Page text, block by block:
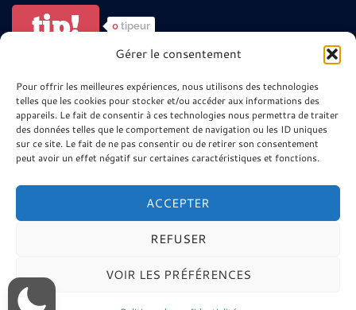
Gérer le consentement
Pour offrir les meilleures expériences, nous utilisons des technologies
telles que les cookies pour stocker et/ou accéder aux informations des
appareils. Le fait de consentir à ces technologies nous permettra de traiter
des données telles que le comportement de navigation ou les ID uniques
sur ce site. Le fait de ne pas consentir ou de retirer son consentement
peut avoir un effet négatif sur certaines caractéristiques et fonctions.
ACCEPTER
REFUSER
VOIR LES PRÉFÉRENCES
tip! 0 tipeur
ARTISTES ? POUR ALLER PLUS LOIN
😉
Site minier 9-9bis
La Télé de l’Agglo Henin Carvin
Ressources Musique Haute Fidélité
© 2026 Tux N Mix. Réalisation : Rosik.C Tous Droits
Réservés